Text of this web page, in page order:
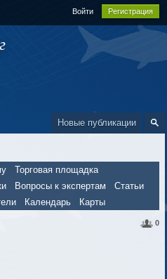
Войти Регистрация
Новые публикации
Торговая площадка
Вопросы к экспертам
Статьи
Календарь Карты
0